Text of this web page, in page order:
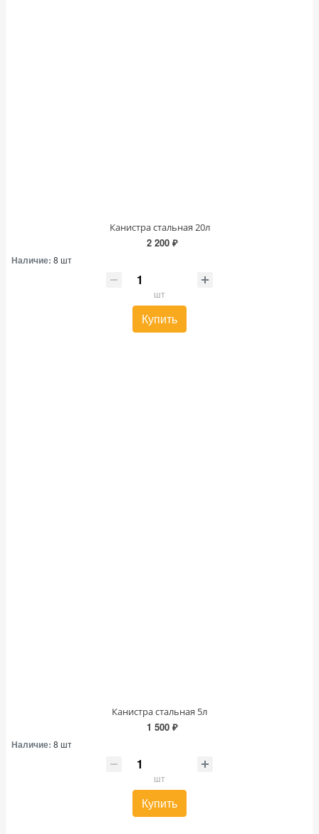
Канистра стальная 20л
2 200 ₽
Наличие: 8 шт
шт
Купить
Канистра стальная 5л
1 500 ₽
Наличие: 8 шт
шт
Купить